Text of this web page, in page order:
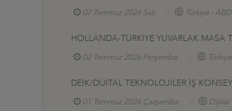
07 Temmuz 2026 Salı Türkiye -
HOLLANDA-TÜRKİYE YUVARLAK MASA
02 Temmuz 2026 Perşembe
DEİK/DİJİTAL TEKNOLOJİLER İŞ
01 Temmuz 2026 Çarşamba Dijital